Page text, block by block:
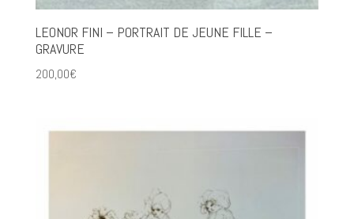
LEONOR FINI – PORTRAIT DE JEUNE FILLE –
GRAVURE
200,00€